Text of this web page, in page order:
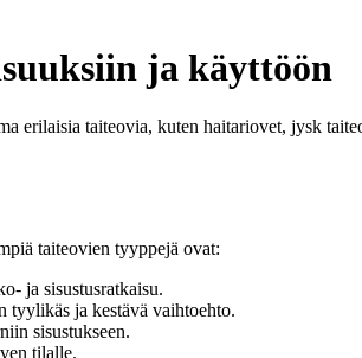
ja käyttöön
erilaisia taiteovia, kuten haitariovet, jysk
taiteovien tyyppejä ovat:
ja sisustusratkaisu.
tyylikäs ja kestävä vaihtoehto.
sisustukseen.
tilalle.